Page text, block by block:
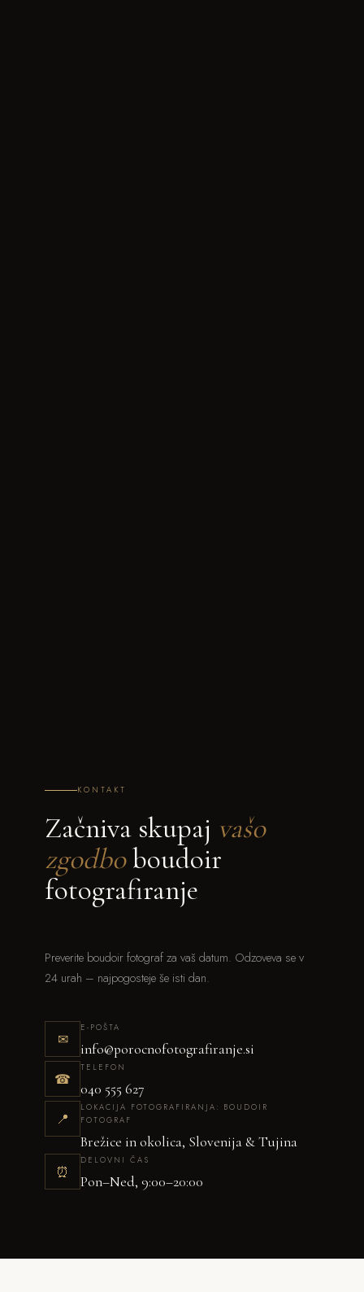
KONTAKT
Začniva skupaj vašo
zgodboboudoir
fotografiranje
Preverite boudoir fotograf za vaš datum. Odzoveva se v
24 urah – najpogosteje še isti dan.
✉
E-POŠTA
info@porocnofotografiranje.si
☎
TELEFON
040 555 627
📍
LOKACIJA FOTOGRAFIRANJA: BOUDOIR
FOTOGRAF
Brežice in okolica, Slovenija & Tujina
⏰
DELOVNI ČAS
Pon–Ned, 9:00–20:00